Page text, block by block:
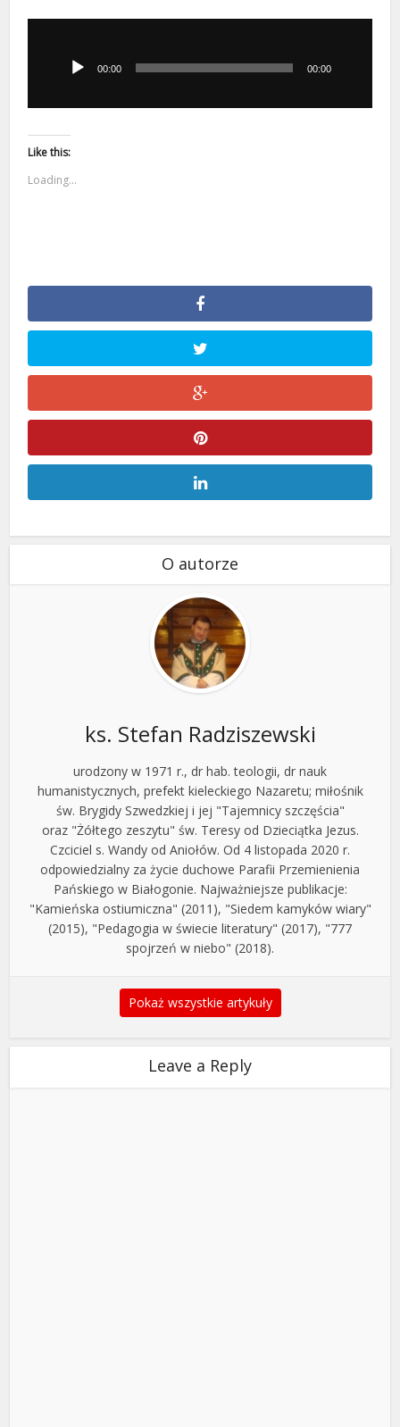
dźwiękowych00:00 00:00
Like this:
Loading...
O autorze
ks. Stefan Radziszewski
urodzony w 1971 r., dr hab. teologii, dr nauk
humanistycznych, prefekt kieleckiego Nazaretu; miłośnik
św. Brygidy Szwedzkiej i jej "Tajemnicy szczęścia"
oraz "Żółtego zeszytu" św. Teresy od Dzieciątka Jezus.
Czciciel s. Wandy od Aniołów. Od 4 listopada 2020 r.
odpowiedzialny za życie duchowe Parafii Przemienienia
Pańskiego w Białogonie. Najważniejsze publikacje:
"Kamieńska ostiumiczna" (2011), "Siedem kamyków wiary"
(2015), "Pedagogia w świecie literatury" (2017), "777
spojrzeń w niebo" (2018).
Pokaż wszystkie artykuły
Leave a Reply